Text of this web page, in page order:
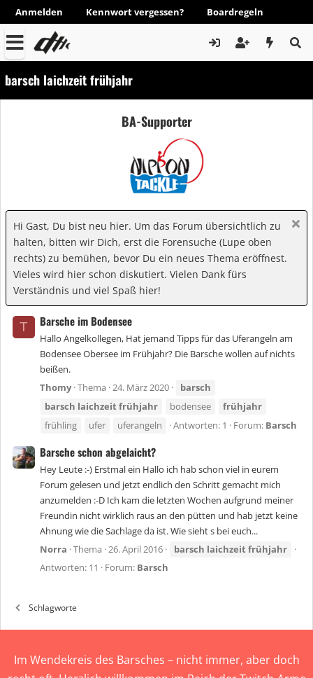
Anmelden Kennwort vergessen? Boardregeln
barsch laichzeit frühjahr
BA-Supporter
Hi Gast, Du bist neu hier. Um das Forum übersichtlich zu
halten, bitten wir Dich, erst die Forensuche (Lupe oben
rechts) zu bemühen, bevor Du ein neues Thema eröffnest.
Vieles wird hier schon diskutiert. Vielen Dank fürs
Verständnis und viel Spaß hier!
T Barsche im Bodensee
Hallo Angelkollegen, Hat jemand Tipps für das Uferangeln am
Bodensee Obersee im Frühjahr? Die Barsche wollen auf nichts
beißen.
Thomy Thema 24. März 2020
barsch
barsch laichzeit frühjahr bodensee
frühjahr
frühling
ufer uferangeln Antworten: 1 Forum: Barsch
Barsche schon abgelaicht?
Hey Leute :-) Erstmal ein Hallo ich hab schon viel in eurem
Forum gelesen und jetzt endlich den Schritt gemacht mich
anzumelden :-D Ich kam die letzten Wochen aufgrund meiner
Freundin nicht wirklich raus an den pütten und hab jetzt keine
Ahnung wie die Sachlage da ist. Wie sieht s bei euch...
Norra Thema 26. April 2016 barsch laichzeit frühjahr
Antworten: 11
Forum: Barsch
Schlagworte
Im Wendekreis des Barsches – nicht immer, aber doch